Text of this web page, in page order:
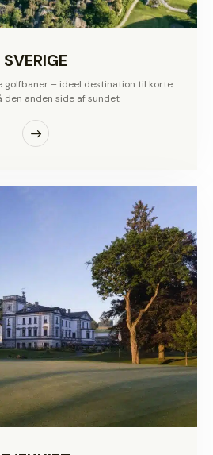
SVERIGE
golfbaner – ideel destination til korte
den anden side af sundet